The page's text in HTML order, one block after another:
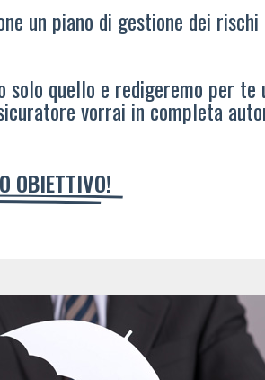
un piano di gestione dei
quello e redigeremo per te
vorrai in completa
OBIETTIVO!